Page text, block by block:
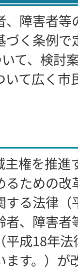
障害者
く条例
て、検討
て広く市
権を推進
ための
する法律
、障害
平成18年
ます。）が